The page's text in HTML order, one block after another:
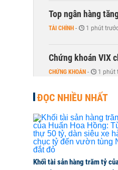
Top ngân hàng
TÀI CHÍNH - 1 phút
Chứng khoán VIX
CHỨNG KHOÁN - 1 phút
DMX hút gần 700
CHỨNG KHOÁN - 1 phút
Chuyên gia Phạm
còn 'tắc nghẽn'
ĐỌC NHIỀU NHẤT
Khối tài sản hàng trăm tỷ